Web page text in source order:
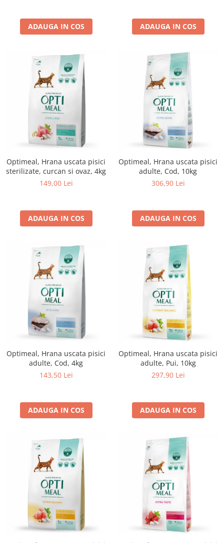
ADAUGA IN COS ADAUGA IN COS
Optimeal, Hrana uscata pisici
sterilizate, curcan si ovaz, 4kg
149,00 Lei
ADAUGA IN COS
Optimeal, Hrana uscata pisici
adulte, Cod, 10kg
306,90 Lei
ADAUGA IN COS
Optimeal, Hrana uscata pisici
adulte, Cod, 4kg
143,50 Lei
ADAUGA IN COS
Optimeal, Hrana uscata pisici
adulte, Pui, 10kg
297,90 Lei
ADAUGA IN COS